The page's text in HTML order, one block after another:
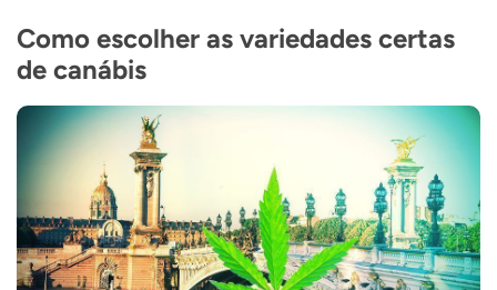
Como escolher as variedades certas
de canábis